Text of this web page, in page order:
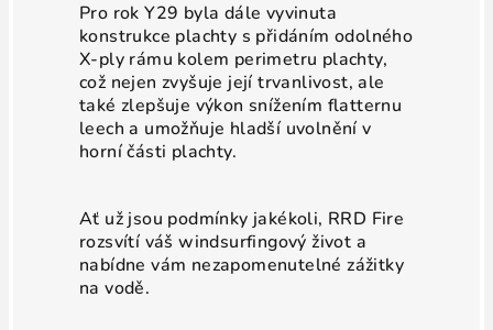
Pro rok Y29 byla dále vyvinuta
konstrukce plachty s přidáním odolného
X-ply rámu kolem perimetru plachty,
což nejen zvyšuje její trvanlivost, ale
také zlepšuje výkon snížením flatternu
leech a umožňuje hladší uvolnění v
horní části plachty.
Ať už jsou podmínky jakékoli, RRD Fire
rozsvítí váš windsurfingový život a
nabídne vám nezapomenutelné zážitky
na vodě.